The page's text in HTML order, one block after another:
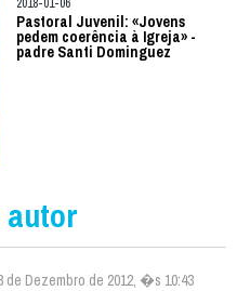
Pastoral Juvenil: «Jovens
pedem coerência à Igreja» -
padre Santi Dominguez
de Dezembro de 2012, �s 10:43